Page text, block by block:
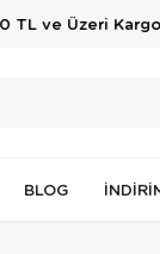
TL ve Üzeri Kargo
BLOG